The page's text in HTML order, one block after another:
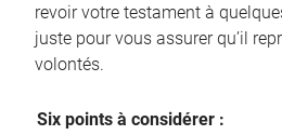
revoir votre testament à
juste pour vous assurer qu’il
volontés.
Six points à considérer :